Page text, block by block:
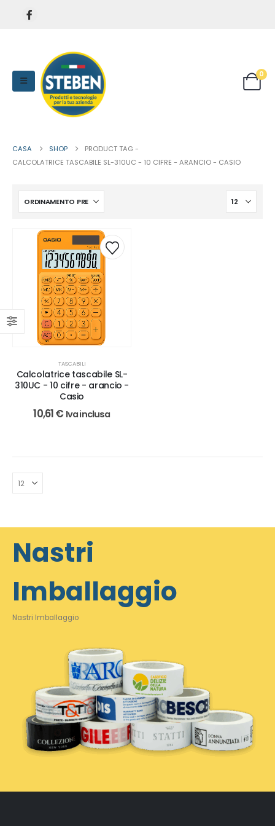
0
CASA SHOP
PRODUCT TAG -
CALCOLATRICE TASCABILE SL-310UC - 10 CIFRE - ARANCIO - CASIO
TASCABILI
Calcolatrice tascabile SL-
310UC - 10 cifre - arancio -
Casio
10,61€ Iva inclusa
Nastri
Imballaggio
Nastri Imballaggio